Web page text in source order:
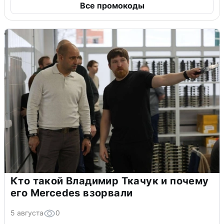
Все промокоды
Кто такой Владимир Ткачук и почему
его Mercedes взорвали
5 августа 0